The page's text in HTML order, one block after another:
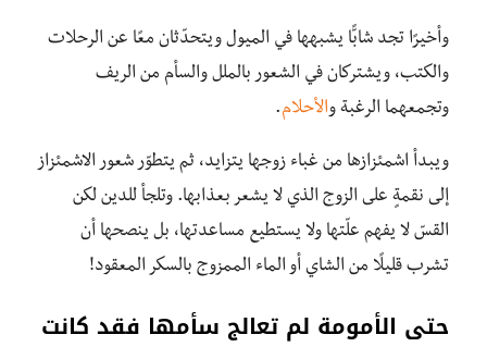
وأخيرًا تجد شابًّا يشبهها في الميول ويتحدّثان معًا عن الرحلات
والكتب، ويشتركان في الشعور بالملل والسأم من الريف
وتجمعهما الرغبة والأحلام.
ويبدأ اشمئزازها من غباء زوجها يتزايد، ثم يتطوّر شعور الاشمئزاز
إلى نقمةٍ على الزوج الذي لا يشعر بعذابها. وتلجأ للدين لكن
القسّ لا يفهم علّتها ولا يستطيع مساعدتها، بل ينصحها أن
تشرب قليلًا من الشاي أو الماء الممزوج بالسكر المعقود!
حتى الأمومة لم تعالج سأمها فقد كانت